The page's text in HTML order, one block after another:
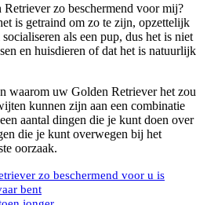
zo beschermend voor mij?
is getraind om zo te zijn, opzettelijk
als een pup, dus het is niet
en huisdieren of dat het is natuurlijk
waarom uw Golden Retriever het zou
kunnen zijn aan een combinatie
aantal dingen die je kunt doen over
die je kunt overwegen bij het
oorzaak.
zo beschermend voor u is
bent